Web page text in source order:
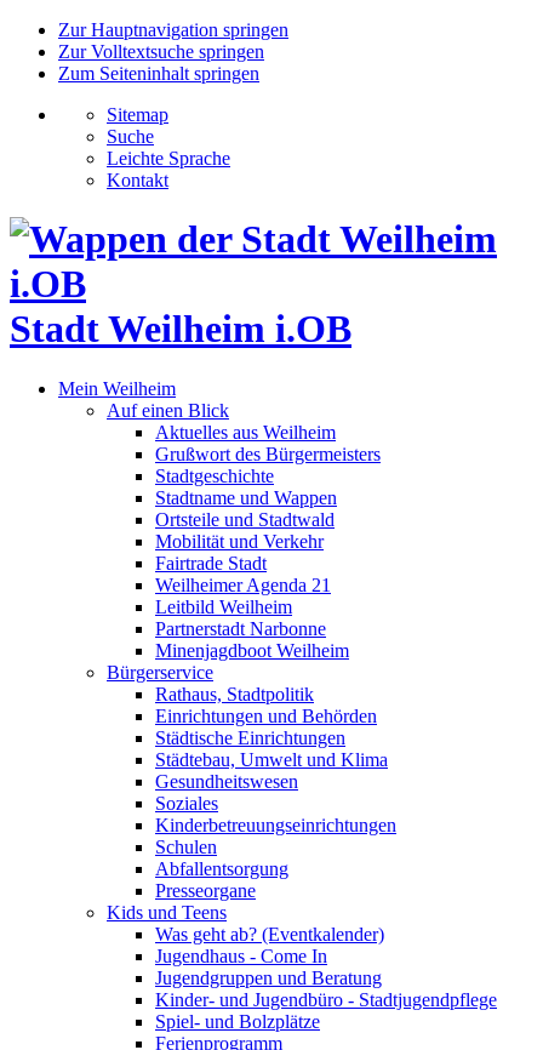
Zur Hauptnavigation springen
Zur Volltextsuche springen
Zum Seiteninhalt springen
Sitemap
Suche
Leichte Sprache
Kontakt
Stadt Weilheim i.OB
Mein Weilheim
Auf einen Blick
Aktuelles aus Weilheim
Grußwort des Bürgermeisters
Stadtgeschichte
Stadtname und Wappen
Ortsteile und Stadtwald
Mobilität und Verkehr
Fairtrade Stadt
Weilheimer Agenda 21
Leitbild Weilheim
Partnerstadt Narbonne
Minenjagdboot Weilheim
Bürgerservice
Rathaus, Stadtpolitik
Einrichtungen und Behörden
Städtische Einrichtungen
Städtebau, Umwelt und Klima
Gesundheitswesen
Soziales
Kinderbetreuungseinrichtungen
Schulen
Abfallentsorgung
Presseorgane
Kids und Teens
Was geht ab? (Eventkalender)
Jugendhaus - Come In
Jugendgruppen und Beratung
Kinder- und Jugendbüro - Stadtjugendpflege
Spiel- und Bolzplätze
Ferienprogramm